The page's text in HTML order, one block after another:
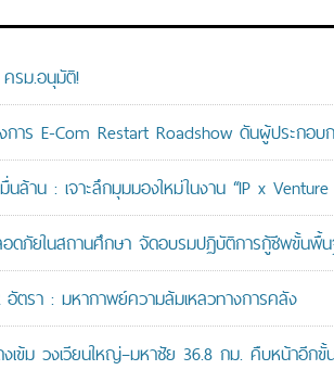
ครม.อนุมัติ!
าร E-Com Restart Roadshow ดันผู้ประกอบ
ล้าน : เจาะลึกมุมมองใหม่ในงาน “IP x
ภัยในสถานศึกษา จัดอบรมปฏิบัติการกู้ชีพขั้นพื้น
ตรา : มหากาพย์ความล้มเหลวทางการคลัง
เข้ม วงเวียนใหญ่–มหาชัย 36.8 กม. คืบหน้าอี